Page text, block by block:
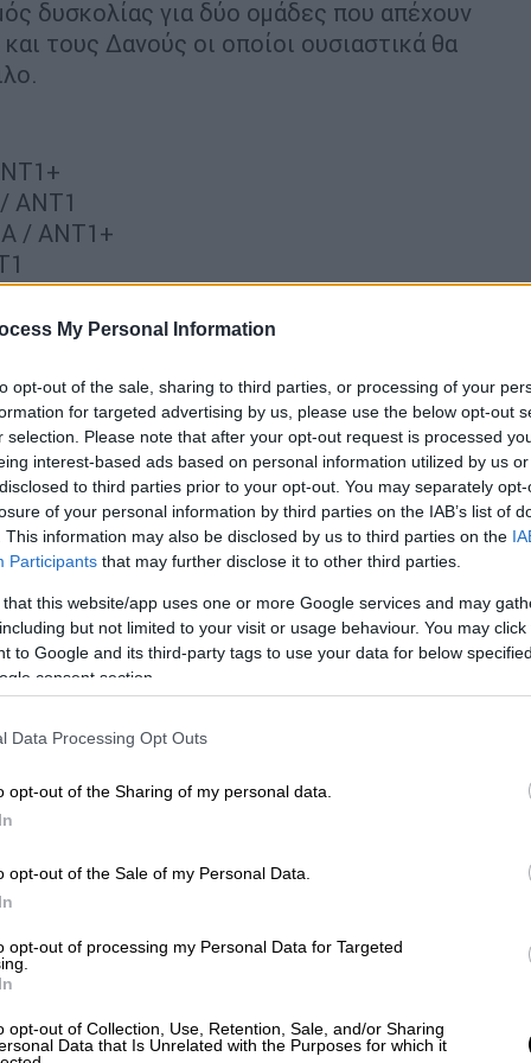
My Personal Information
opt-out of the sale, sharing to third parties, or processing of your
for targeted advertising by us, please use the below opt-out
selection. Please note that after your opt-out request is processed
interest-based ads based on personal information utilized by us
to third parties prior to your opt-out. You may separately
of your personal information by third parties on the IAB’s list of
This information may also be disclosed by us to third parties on the
Participants that may further disclose it to other third parties.
that this website/app uses one or more Google services and may
but not limited to your visit or usage behaviour. You may
to Google and its third-party tags to use your data for below
consent section.
Data Processing Opt Outs
opt-out of the Sharing of my personal data.
opt-out of the Sale of my Personal Data.
opt-out of processing my Personal Data for Targeted
opt-out of Collection, Use, Retention, Sale, and/or Sharing
Data that Is Unrelated with the Purposes for which it
δυσκολίας για δύο ομάδες που απέχουν
τους Δανούς οι οποίοι ουσιαστικά θα
ANT1
/ ANT1+
- Φαβορί η Ολλανδία, μάχη
το Κατάρ
- Η Αγγλία τον πρώτο λόγο, όλα
- «Άχαστη» η Αργεντινή,
βελτιωμένη η Σ. Αραβία